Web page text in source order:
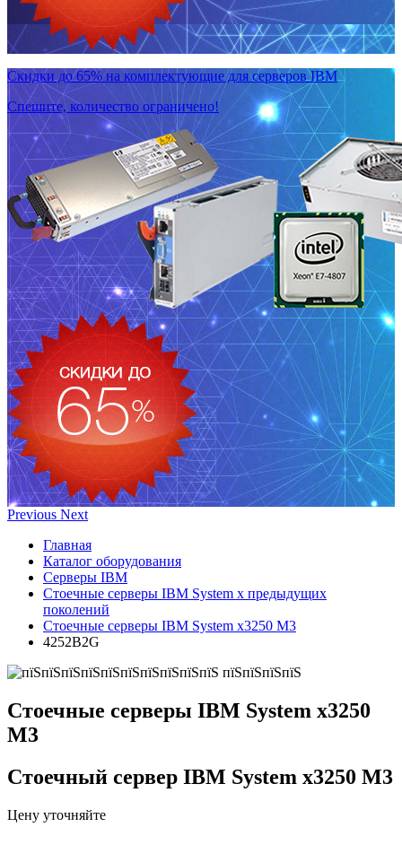
Скидки до 65% на комплектующие для серверов IBM
Спешите, количество ограничено!
Previous Next
Главная
Каталог оборудования
Серверы IBM
Стоечные серверы IBM System x предыдущих
поколений
Стоечные серверы IBM System x3250 M3
4252B2G
Стоечные серверы IBM System x3250
M3
Стоечный сервер IBM System x3250 M3
Цену уточняйте